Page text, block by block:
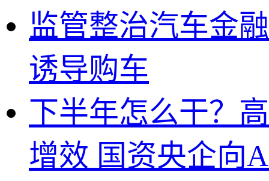
监管整治汽车金
诱导购车
下半年怎么干？
增效 国资央企向